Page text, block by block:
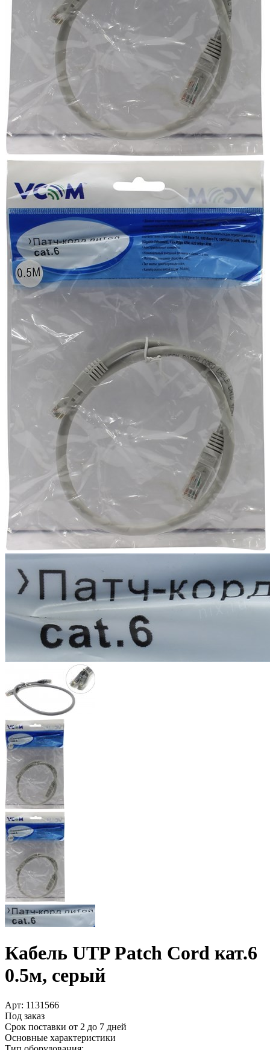
Кабель UTP Patch Cord кат.6
0.5м, серый
Арт: 1131566
Под заказ
Срок поставки от 2 до 7 дней
Основные характеристики